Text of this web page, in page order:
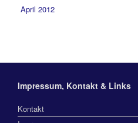
April 2012
Impressum, Kontakt & Links
Kontakt